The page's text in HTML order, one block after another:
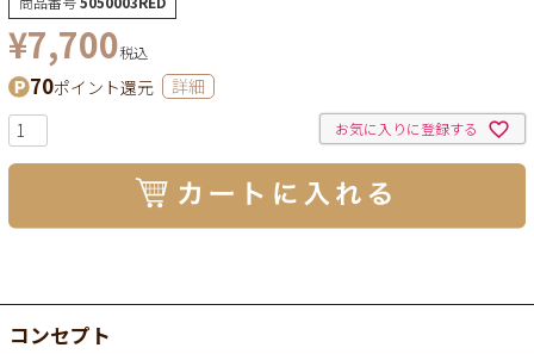
¥7,700税込
70ポイント還元 詳細
お気に入りに登録する
コンセプト